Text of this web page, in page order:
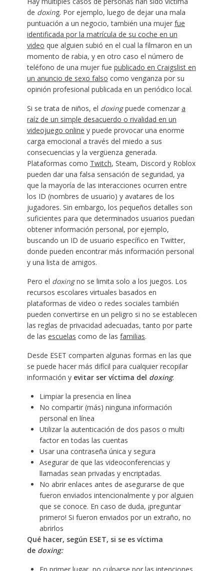
de doxing. Por ejemplo, luego de dejar una mala
puntuación a un negocio, también una mujer fue
identificada por la matrícula de su coche en un
video que alguien subió en el cual la filmaron en un
momento de rabia, y en otro caso el número de
teléfono de una mujer fue publicado en Craigslist en
un anuncio de sexo falso como venganza por su
opinión profesional publicada en un periódico local.
Si se trata de niños, el doxingpuede comenzar a
raíz de un simple desacuerdo o rivalidad en un
videojuego online y puede provocar una enorme
carga emocional a través del miedo a sus
consecuencias y la vergüenza generada.
Plataformas como Twitch, Steam, Discord y Roblox
pueden dar una falsa sensación de seguridad, ya
que la mayoría de las interacciones ocurren entre
los ID (nombres de usuario) y avatares de los
jugadores. Sin embargo, los pequeños detalles son
suficientes para que determinados usuarios puedan
obtener información personal, por ejemplo,
buscando un ID de usuario específico en Twitter,
donde pueden encontrar más información personal
y una lista de amigos.
Pero el doxingno se limita solo a los juegos. Los
recursos escolares virtuales basados en
plataformas de video o redes sociales también
pueden convertirse en un peligro si no se establecen
las reglas de privacidad adecuadas, tanto por parte
de las escuelas como de las familias.
Desde ESET comparten algunas formas en las que
se puede hacer más difícil para cualquier recopilar
información y evitar ser víctima del doxing:
Limpiar la presencia en línea
No compartir (más) ninguna información
personal en línea
Utilizar la autenticación de dos pasos o multi
factor en todas las cuentas
Usar una contraseña única y segura
Asegurar de que las videoconferencias y
llamadas sean privadas y encriptadas.
No abrir enlaces antes de asegurarse de que
fueron enviados intencionalmente y por alguien
que se conoce. En caso de duda, ¡preguntar
primero! Si fueron enviados por un extraño, no
abrirlos
Qué hacer, según ESET, si se es víctima
de doxing:
En primer lugar, no culparse por las intenciones